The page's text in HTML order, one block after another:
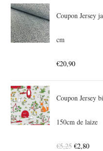
Coupon Jersey
cm
€20,90
Coupon Jersey
150cm de laize
€5,25 €2,80